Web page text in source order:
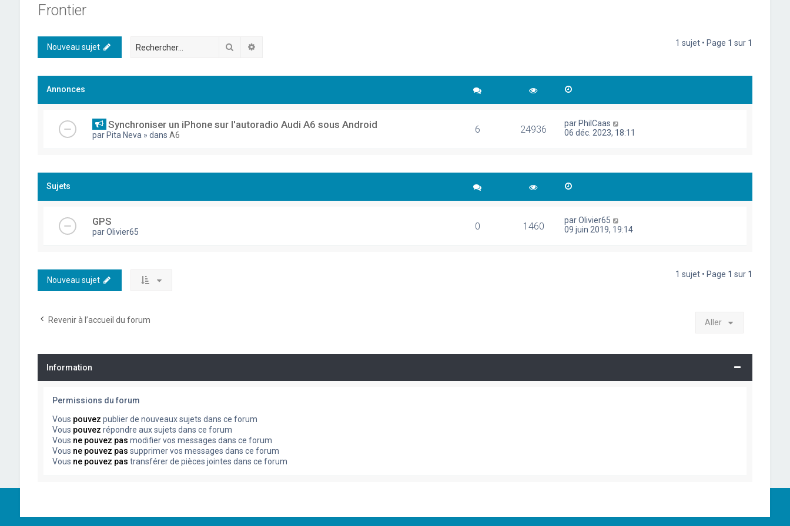
Frontier
Nouveau sujet Rechercher 1 sujet • Page 1 sur 1
Annonces
Synchroniser un iPhone sur l'autoradio Audi A6 sous Android
par Pita Neva » dans A6 6 24936 par PhilCaas
06 déc. 2023, 18:11
Sujets
GPS
parOlivier65 0 1460 parOlivier65
09 juin 2019, 19:14
Nouveau sujet
1 sujet • Page 1 sur 1
Revenir à l’accueil du forum Aller
Information
Permissions du forum
Vous pouvez publier de nouveaux sujets dans ce forum
Vous pouvez répondre aux sujets dans ce forum
Vous ne pouvez pas modifier vos messages dans ce forum
Vous ne pouvez pas supprimer vos messages dans ce forum
Vous ne pouvez pas transférer de pièces jointes dans ce forum